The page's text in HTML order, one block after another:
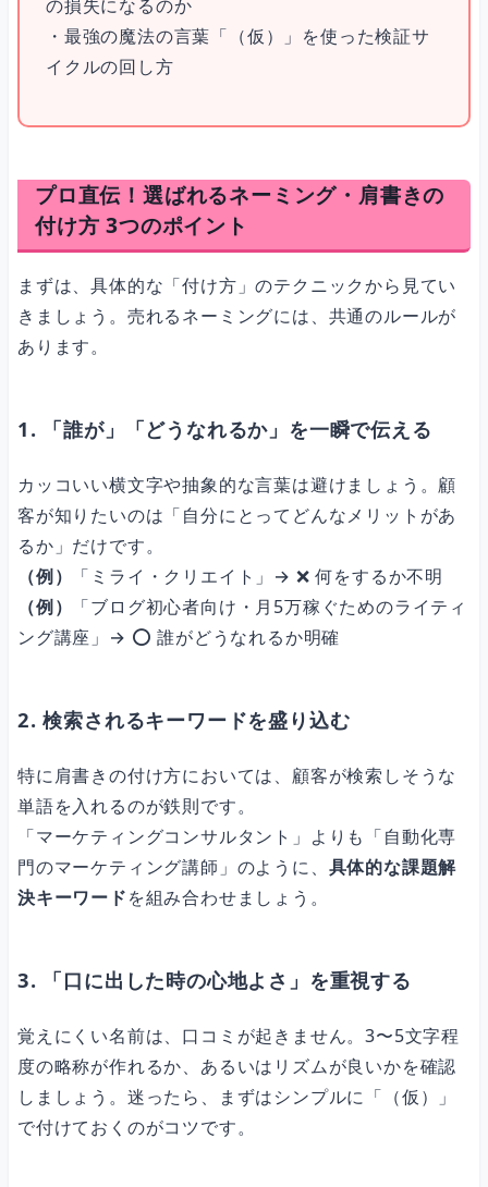
の損失になるのか
・最強の魔法の言葉「（仮）」を使った検証サ
イクルの回し方
プロ直伝！選ばれるネーミング・肩書きの
付け方 3つのポイント
まずは、具体的な「付け方」のテクニックから見てい
きましょう。売れるネーミングには、共通のルールが
あります。
1. 「誰が」「どうなれるか」を一瞬で伝える
カッコいい横文字や抽象的な言葉は避けましょう。顧
客が知りたいのは「自分にとってどんなメリットがあ
るか」だけです。
（例）
「ミライ・クリエイト」→ ❌ 何をするか不明
（例）
「ブログ初心者向け・月5万稼ぐためのライティ
ング講座」→ ⭕️ 誰がどうなれるか明確
2. 検索されるキーワードを盛り込む
特に肩書きの付け方においては、顧客が検索しそうな
単語を入れるのが鉄則です。
「マーケティングコンサルタント」よりも「自動化専
門のマーケティング講師」のように、 具体的な課題解
決キーワードを組み合わせましょう。
3. 「口に出した時の心地よさ」を重視する
覚えにくい名前は、口コミが起きません。3〜5文字程
度の略称が作れるか、あるいはリズムが良いかを確認
しましょう。迷ったら、まずはシンプルに「（仮）」
で付けておくのがコツです。